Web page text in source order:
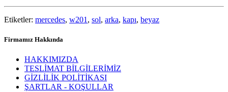
Etiketler: mercedes, w201 , sol, arka, kapı, beyaz
Firmamız Hakkında
HAKKIMIZDA
TESLİMAT BİLGİLERİMİZ
GİZLİLİK POLİTİKASI
ŞARTLAR - KOŞULLAR